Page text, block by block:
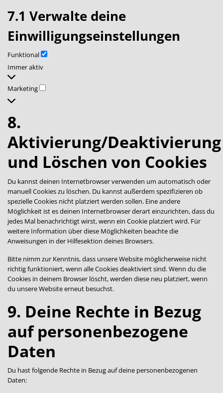
7.1 Verwalte deine
Einwilligungseinstellungen
Funktional
Funktional
Immer aktiv
Marketing
Marketing
8.
Aktivierung/Deaktivierung
und Löschen von Cookies
Du kannst deinen Internetbrowser verwenden um automatisch oder
manuell Cookies zu löschen. Du kannst außerdem spezifizieren ob
spezielle Cookies nicht platziert werden sollen. Eine andere
Möglichkeit ist es deinen Internetbrowser derart einzurichten, dass du
jedes Mal benachrichtigt wirst, wenn ein Cookie platziert wird. Für
weitere Information über diese Möglichkeiten beachte die
Anweisungen in der Hilfesektion deines Browsers.
Bitte nimm zur Kenntnis, dass unsere Website möglicherweise nicht
richtig funktioniert, wenn alle Cookies deaktiviert sind. Wenn du die
Cookies in deinem Browser löscht, werden diese neu platziert, wenn
du unsere Website erneut besuchst.
9. Deine Rechte in Bezug
auf personenbezogene
Daten
Du hast folgende Rechte in Bezug auf deine personenbezogenen
Daten: